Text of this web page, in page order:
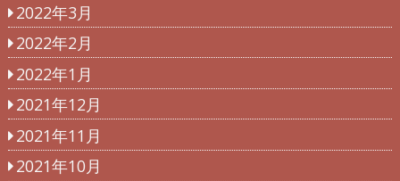
2022年3月
2022年2月
2022年1月
2021年12月
2021年11月
2021年10月